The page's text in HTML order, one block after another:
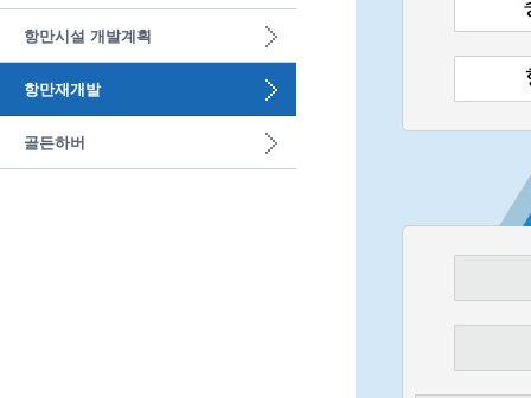
항만시설 개발계획
항만재개발
골든하버